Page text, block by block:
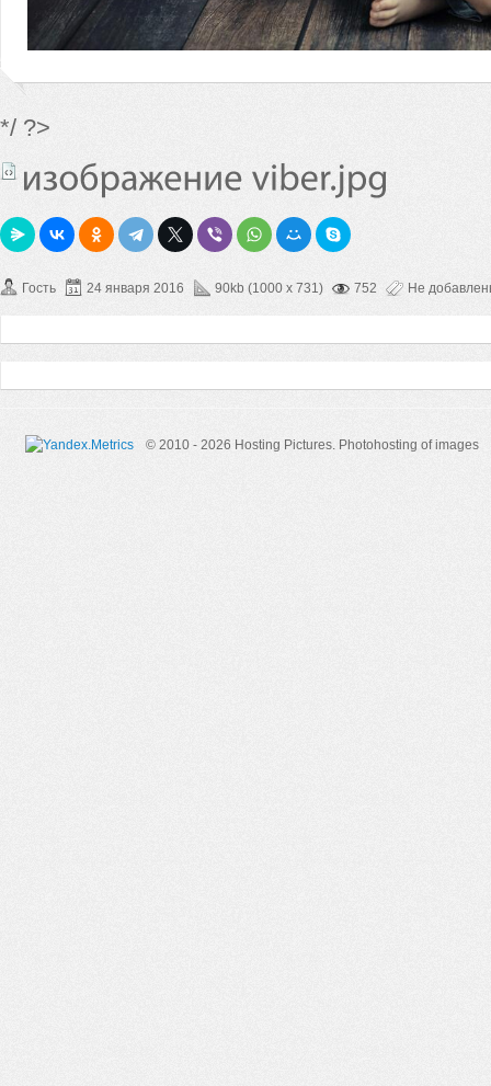
*/ ?>
Гость 24 января 2016 90kb (1000 x 731) 752 Не
© 2010 - 2026 Hosting Pictures. Photohosting of images